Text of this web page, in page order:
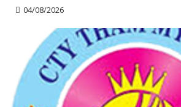
04/08/2026